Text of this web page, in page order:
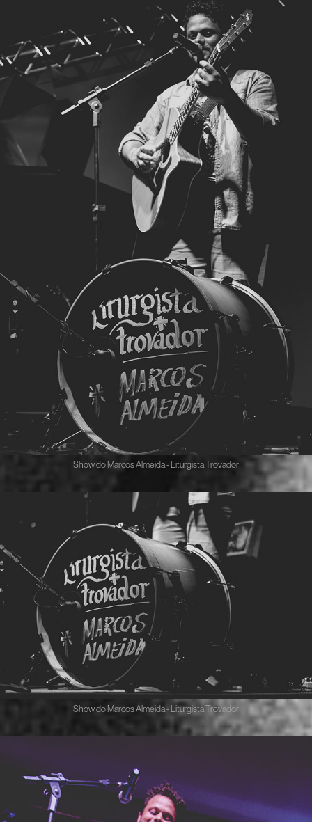
Show do Marcos Almeida - Liturgista Trovador
Show do Marcos Almeida - Liturgista Trovador